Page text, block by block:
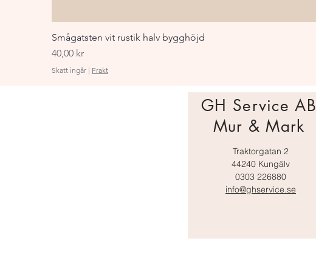
Smågatsten vit rustik halv bygghöjd
Pris
40,00 kr
Skatt ingår | Frakt
GH Service AB
Mur & Mark
Traktorgatan 2
44240 Kungälv
0303 226880
info@ghservice.se